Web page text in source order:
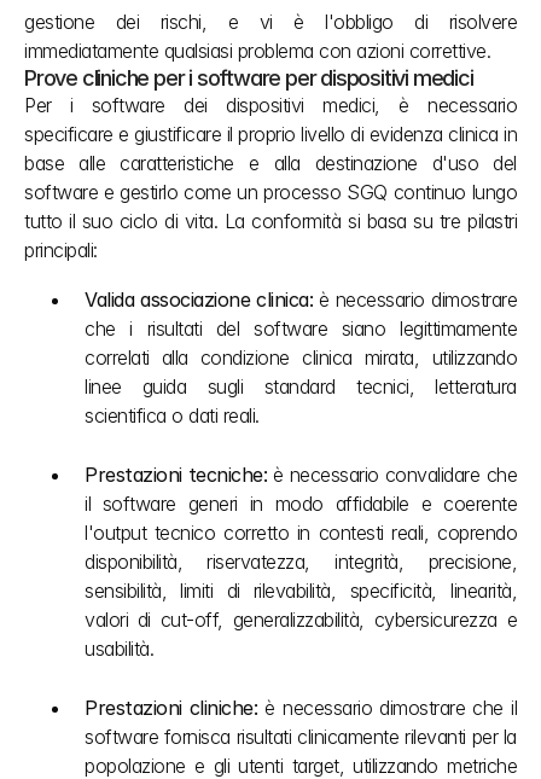
gestione dei rischi, e vi è l'obbligo di risolvere
immediatamente qualsiasi problema con azioni correttive.
Prove cliniche per i software per dispositivi medici
Per i software dei dispositivi medici, è necessario
specificare e giustificare il proprio livello di evidenza clinica in
base alle caratteristiche e alla destinazione d'uso del
software e gestirlo come un processo SGQ continuo lungo
tutto il suo ciclo di vita. La conformità si basa su tre pilastri
principali:
Valida associazione clinica: è necessario dimostrare
che i risultati del software siano legittimamente
correlati alla condizione clinica mirata, utilizzando
linee guida sugli standard tecnici, letteratura
scientifica o dati reali.
Prestazioni tecniche: è necessario convalidare che
il software generi in modo affidabile e coerente
l'output tecnico corretto in contesti reali, coprendo
disponibilità, riservatezza, integrità, precisione,
sensibilità, limiti di rilevabilità, specificità, linearità,
valori di cut-off, generalizzabilità, cybersicurezza e
usabilità.
Prestazioni cliniche: è necessario dimostrare che il
software fornisca risultati clinicamente rilevanti per la
popolazione e gli utenti target, utilizzando metriche